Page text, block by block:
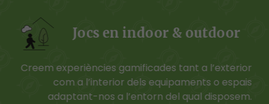
Jocs en indoor & outdoor
Creem experiències gamificades tant a l’exterior
com a l’interior dels equipaments o espais
adaptant-nos a l’entorn del qual disposem.